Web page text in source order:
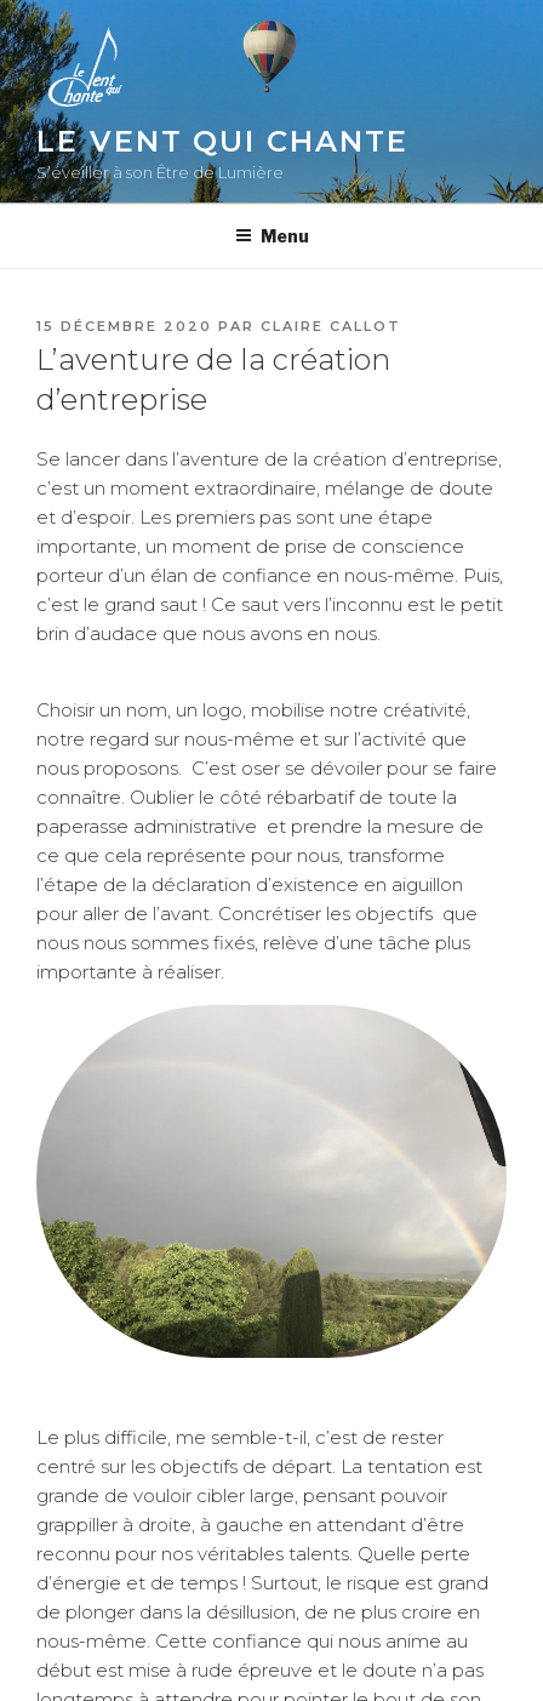
Aller
au
contenu
principal
LE VENT QUI CHANTE
S’éveiller à son Être de Lumière
Menu
PUBLIÉ
LE
15 DÉCEMBRE 2020 PAR CLAIRE CALLOT
L’aventure de la création
d’entreprise
Se lancer dans l’aventure de la création d’entreprise,
c’est un moment extraordinaire, mélange de doute
et d’espoir. Les premiers pas sont une étape
importante, un moment de prise de conscience
porteur d’un élan de confiance en nous-même. Puis,
c’est le grand saut ! Ce saut vers l’inconnu est le petit
brin d’audace que nous avons en nous.
Choisir un nom, un logo, mobilise notre créativité,
notre regard sur nous-même et sur l’activité que
nous proposons. C’est oser se dévoiler pour se faire
connaître. Oublier le côté rébarbatif de toute la
paperasse administrative et prendre la mesure de
ce que cela représente pour nous, transforme
l’étape de la déclaration d’existence en aiguillon
pour aller de l’avant. Concrétiser les objectifs que
nous nous sommes fixés, relève d’une tâche plus
importante à réaliser.
Le plus difficile, me semble-t-il, c’est de rester
centré sur les objectifs de départ. La tentation est
grande de vouloir cibler large, pensant pouvoir
grappiller à droite, à gauche en attendant d’être
reconnu pour nos véritables talents. Quelle perte
d’énergie et de temps ! Surtout, le risque est grand
de plonger dans la désillusion, de ne plus croire en
nous-même. Cette confiance qui nous anime au
début est mise à rude épreuve et le doute n’a pas